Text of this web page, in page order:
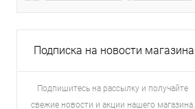
Подписка на новости магазина
Подпишитесь на рассылку и получайте
свежие новости и акции нашего магазина.